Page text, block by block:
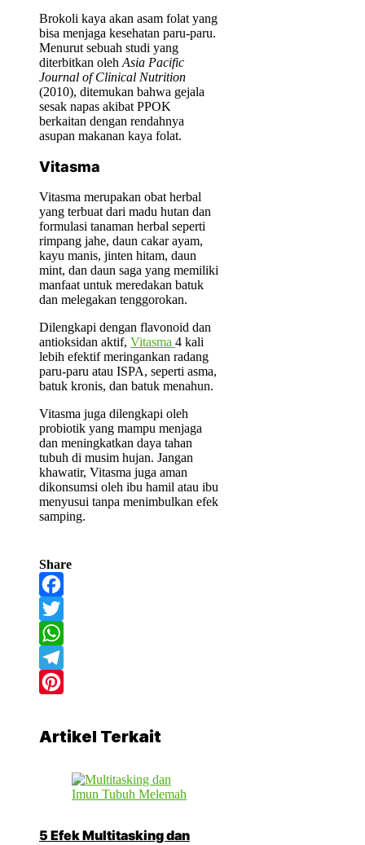
Brokoli kaya akan asam folat yang
bisa menjaga kesehatan paru-paru.
Menurut sebuah studi yang
diterbitkan oleh Asia Pacific
Journal of Clinical Nutrition
(2010), ditemukan bahwa gejala
sesak napas akibat PPOK
berkaitan dengan rendahnya
asupan makanan kaya folat.
Vitasma
Vitasma merupakan obat herbal
yang terbuat dari madu hutan dan
formulasi tanaman herbal seperti
rimpang jahe, daun cakar ayam,
kayu manis, jinten hitam, daun
mint, dan daun saga yang memiliki
manfaat untuk meredakan batuk
dan melegakan tenggorokan.
Dilengkapi dengan flavonoid dan
antioksidan aktif, Vitasma 4 kali
lebih efektif meringankan radang
paru-paru atau ISPA, seperti asma,
batuk kronis, dan batuk menahun.
Vitasma juga dilengkapi oleh
probiotik yang mampu menjaga
dan meningkatkan daya tahan
tubuh di musim hujan. Jangan
khawatir, Vitasma juga aman
dikonsumsi oleh ibu hamil atau ibu
menyusui tanpa menimbulkan efek
samping.
Share
Facebook
Twitter
WhatsApp
Telegram
Artikel Terkait
5 Efek Multitasking dan